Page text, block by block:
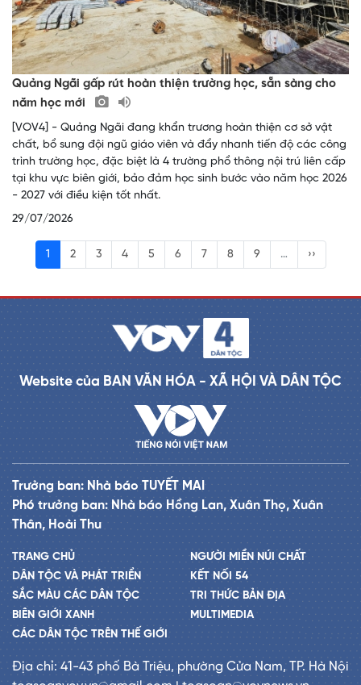
Quảng Ngãi gấp rút hoàn thiện trường học, sẵn sàng cho
năm học mới
[VOV4] - Quảng Ngãi đang khẩn trương hoàn thiện cơ sở vật
chất, bổ sung đội ngũ giáo viên và đẩy nhanh tiến độ các công
trình trường học, đặc biệt là 4 trường phổ thông nội trú liên cấp
tại khu vực biên giới, bảo đảm học sinh bước vào năm học 2026
- 2027 với điều kiện tốt nhất.
29/07/2026
1 2 3 4 5 6 7 8 9 … ››
Website của BAN VĂN HÓA - XÃ HỘI VÀ DÂN TỘC
Trưởng ban: Nhà báo TUYẾT MAI
Phó trưởng ban: Nhà báo Hồng Lan, Xuân Thọ, Xuân
Thân, Hoài Thu
TRANG CHỦ
DÂN TỘC VÀ PHÁT TRIỂN
SẮC MÀU CÁC DÂN TỘC
BIÊN GIỚI XANH
CÁC DÂN TỘC TRÊN THẾ GIỚI
NGƯỜI MIỀN NÚI CHẤT
KẾT NỐI 54
TRI THỨC BẢN ĐỊA
MULTIMEDIA
Địa chỉ: 41-43 phố Bà Triệu, phường Cửa Nam, TP. Hà Nội